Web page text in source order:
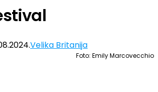
Velika Britanija
Foto: Emily Marcovecchio